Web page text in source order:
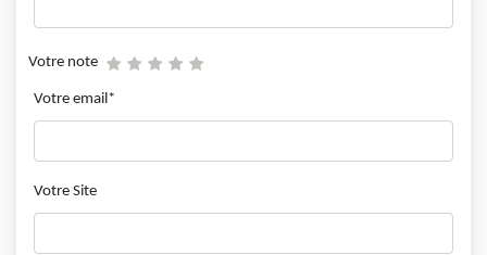
Votre note
Votre email*
Votre Site